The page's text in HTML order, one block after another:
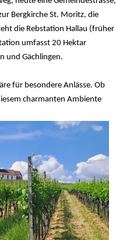
Bergkirche St. Moritz, die
die Rebstation Hallau (früher
umfasst 20 Hektar
und Gächlingen.
für besondere Anlässe. Ob
charmanten Ambiente